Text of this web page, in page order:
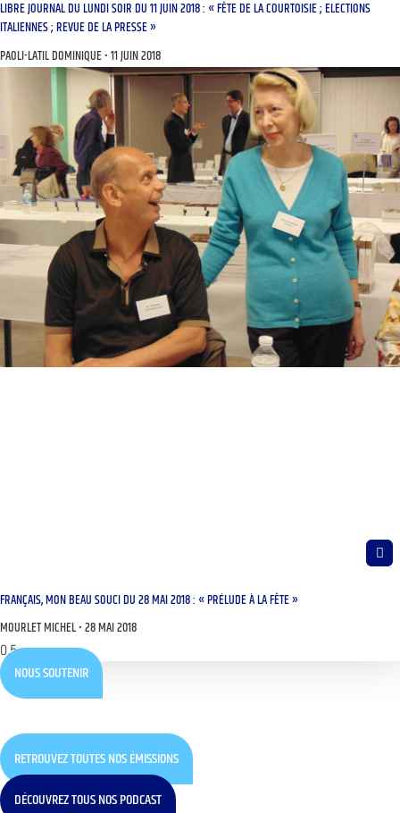
LIBRE JOURNAL DU LUNDI SOIR DU 11 JUIN 2018 : « FÊTE DE LA COURTOISIE ; ELECTIONS
ITALIENNES ; REVUE DE LA PRESSE »
PAOLI-LATIL DOMINIQUE 11 JUIN 2018
FRANÇAIS, MON BEAU SOUCI DU 28 MAI 2018 : « PRÉLUDE À LA FÊTE »
MOURLET MICHEL 28 MAI 2018
NOUS SOUTENIR
RETROUVEZ TOUTES NOS ÉMISSIONS
DÉCOUVREZ TOUS NOS PODCAST